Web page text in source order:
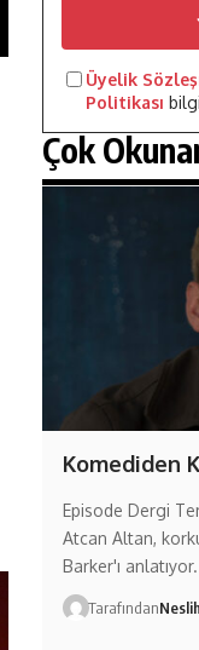
Üyelik
Politikası
Çok
Komediden
Episode Dergi
Atcan Altan,
Barker'ı
Tarafından